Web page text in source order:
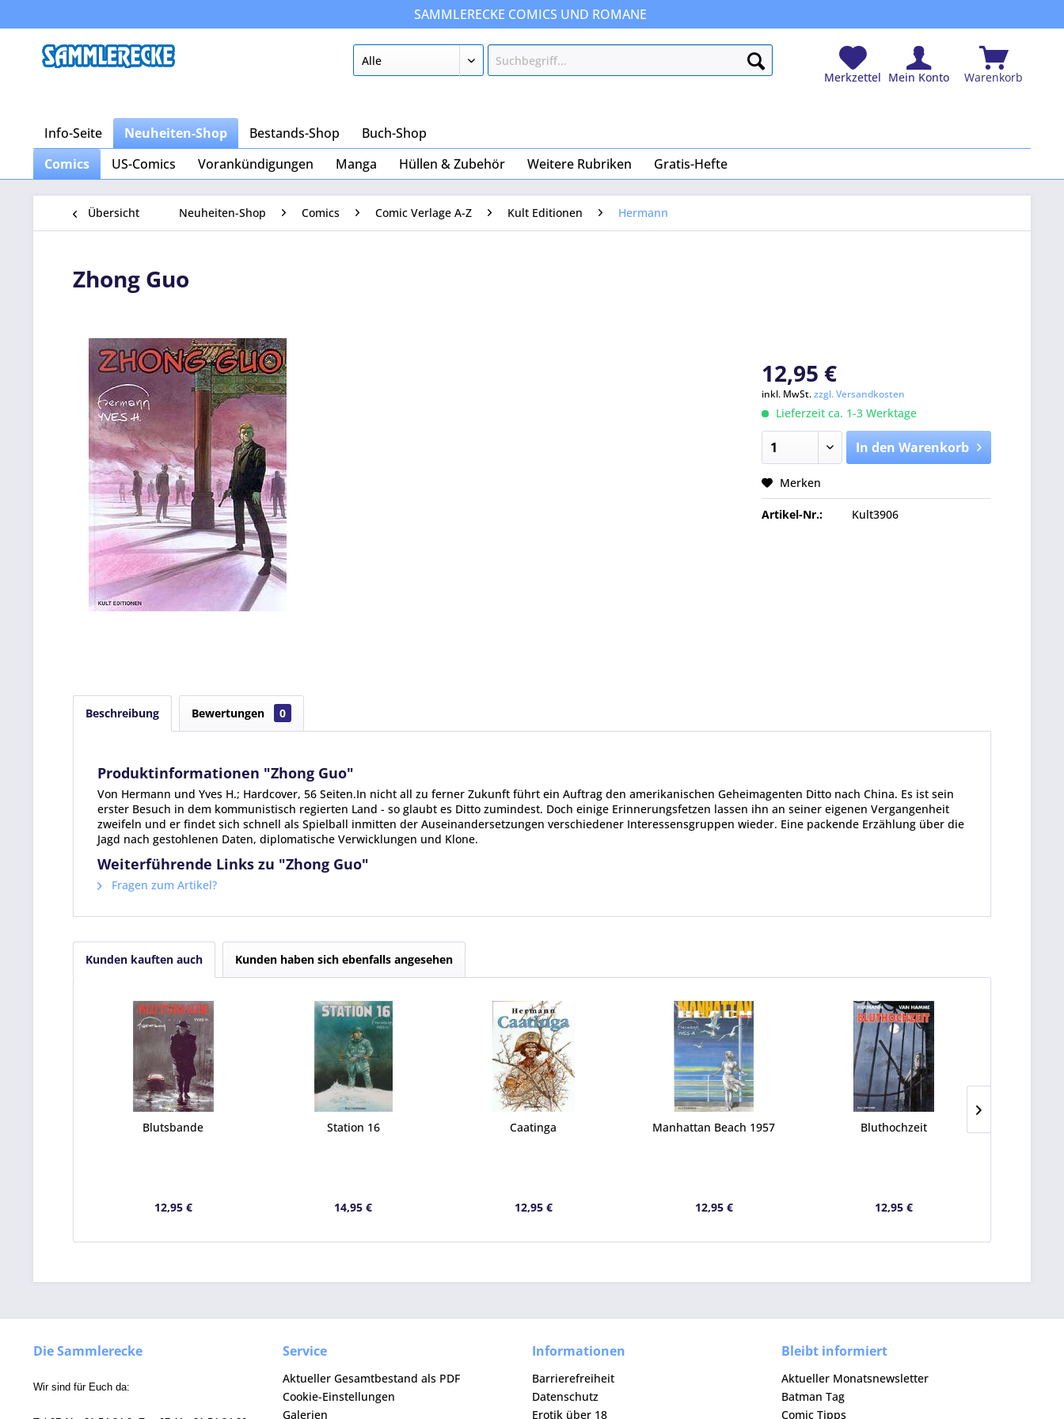
SAMMLERECKE COMICS UND ROMANE
Merkzettel Mein Konto Warenkorb
Info-Seite Neuheiten-Shop Bestands-Shop
Buch-Shop
Comics
US-Comics Vorankündigungen Manga Hüllen & Zubehör Weitere Rubriken Gratis-Hefte
Übersicht Neuheiten-Shop Comics Comic Verlage A-Z Kult Editionen Hermann
Zhong Guo
12,95 €
inkl. MwSt.zzgl. Versandkosten
Lieferzeit ca. 1-3 Werktage
In den Warenkorb
Merken
Artikel-Nr.: Kult3906
Beschreibung Bewertungen 0
Produktinformationen "Zhong Guo"
Von Hermann und Yves H.; Hardcover, 56 Seiten.In nicht all zu ferner Zukunft führt ein Auftrag den amerikanischen Geheimagenten Ditto nach China. Es ist sein
erster Besuch in dem kommunistisch regierten Land - so glaubt es Ditto zumindest. Doch einige Erinnerungsfetzen lassen ihn an seiner eigenen Vergangenheit
zweifeln und er findet sich schnell als Spielball inmitten der Auseinandersetzungen verschiedener Interessensgruppen wieder. Eine packende Erzählung über die
Jagd nach gestohlenen Daten, diplomatische Verwicklungen und Klone.
Weiterführende Links zu "Zhong Guo"
Fragen zum Artikel?
Kunden kauften auch Kunden haben sich ebenfalls angesehen
Blutsbande
12,95 €
Station 16
14,95 €
Caatinga
12,95 €
Manhattan Beach 1957
12,95 €
Bluthochzeit
12,95 €
Die Sammlerecke
Wir sind für Euch da:
Service
Aktueller Gesamtbestand als PDF
Cookie-Einstellungen
Galerien
Informationen
Barrierefreiheit
Datenschutz
Erotik über 18
Bleibt informiert
Aktueller Monatsnewsletter
Batman Tag
Comic Tipps